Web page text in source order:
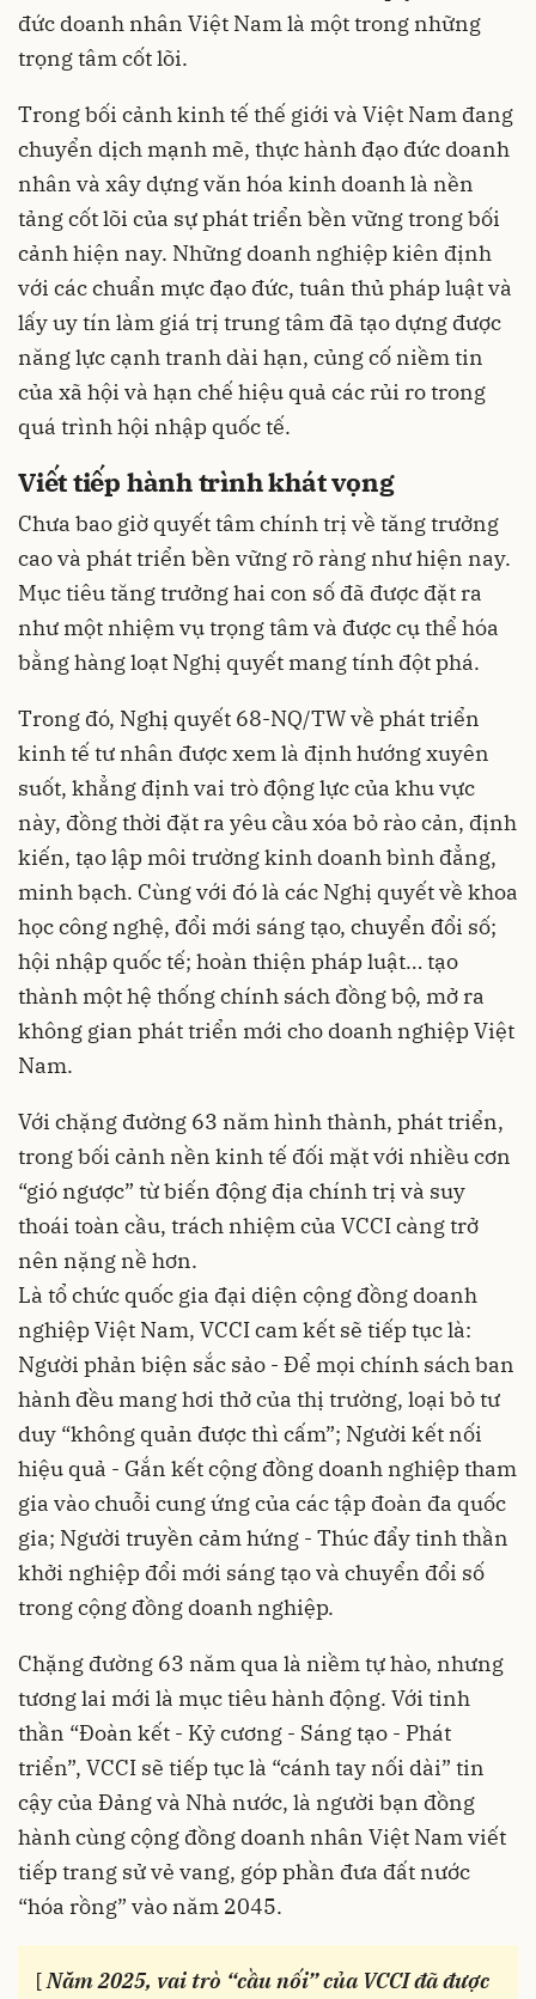
đức doanh nhân Việt Nam là một trong những
trọng tâm cốt lõi.
Trong bối cảnh kinh tế thế giới và Việt Nam đang
chuyển dịch mạnh mẽ, thực hành đạo đức doanh
nhân và xây dựng văn hóa kinh doanh là nền
tảng cốt lõi của sự phát triển bền vững trong bối
cảnh hiện nay. Những doanh nghiệp kiên định
với các chuẩn mực đạo đức, tuân thủ pháp luật và
lấy uy tín làm giá trị trung tâm đã tạo dựng được
năng lực cạnh tranh dài hạn, củng cố niềm tin
của xã hội và hạn chế hiệu quả các rủi ro trong
quá trình hội nhập quốc tế.
Viết tiếp hành trình khát vọng
Chưa bao giờ quyết tâm chính trị về tăng trưởng
cao và phát triển bền vững rõ ràng như hiện nay.
Mục tiêu tăng trưởng hai con số đã được đặt ra
như một nhiệm vụ trọng tâm và được cụ thể hóa
bằng hàng loạt Nghị quyết mang tính đột phá.
Trong đó, Nghị quyết 68-NQ/TW về phát triển
kinh tế tư nhân được xem là định hướng xuyên
suốt, khẳng định vai trò động lực của khu vực
này, đồng thời đặt ra yêu cầu xóa bỏ rào cản, định
kiến, tạo lập môi trường kinh doanh bình đẳng,
minh bạch. Cùng với đó là các Nghị quyết về khoa
học công nghệ, đổi mới sáng tạo, chuyển đổi số;
hội nhập quốc tế; hoàn thiện pháp luật… tạo
thành một hệ thống chính sách đồng bộ, mở ra
không gian phát triển mới cho doanh nghiệp Việt
Nam.
Với chặng đường 63 năm hình thành, phát triển,
trong bối cảnh nền kinh tế đối mặt với nhiều cơn
“gió ngược” từ biến động địa chính trị và suy
thoái toàn cầu, trách nhiệm của VCCI càng trở
nên nặng nề hơn.
Là tổ chức quốc gia đại diện cộng đồng doanh
nghiệp Việt Nam, VCCI cam kết sẽ tiếp tục là:
Người phản biện sắc sảo - Để mọi chính sách ban
hành đều mang hơi thở của thị trường, loại bỏ tư
duy “không quản được thì cấm”; Người kết nối
hiệu quả - Gắn kết cộng đồng doanh nghiệp tham
gia vào chuỗi cung ứng của các tập đoàn đa quốc
gia; Người truyền cảm hứng - Thúc đẩy tinh thần
khởi nghiệp đổi mới sáng tạo và chuyển đổi số
trong cộng đồng doanh nghiệp.
Chặng đường 63 năm qua là niềm tự hào, nhưng
tương lai mới là mục tiêu hành động. Với tinh
thần “Đoàn kết - Kỷ cương - Sáng tạo - Phát
triển”, VCCI sẽ tiếp tục là “cánh tay nối dài” tin
cậy của Đảng và Nhà nước, là người bạn đồng
hành cùng cộng đồng doanh nhân Việt Nam viết
tiếp trang sử vẻ vang, góp phần đưa đất nước
“hóa rồng” vào năm 2045.
[Năm 2025, vai trò “cầu nối” của VCCI đã được